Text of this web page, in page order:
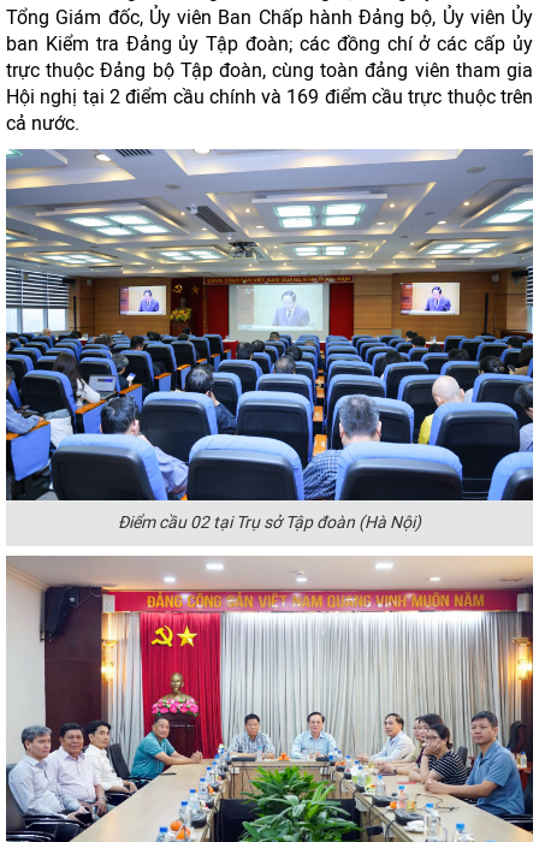
Tổng Giám đốc, Ủy viên Ban Chấp hành Đảng bộ, Ủy viên Ủy
ban Kiểm tra Đảng ủy Tập đoàn; các đồng chí ở các cấp ủy
trực thuộc Đảng bộ Tập đoàn, cùng toàn đảng viên tham gia
Hội nghị tại 2 điểm cầu chính và 169 điểm cầu trực thuộc trên
cả nước.
Điểm cầu 02 tại Trụ sở Tập đoàn (Hà Nội)